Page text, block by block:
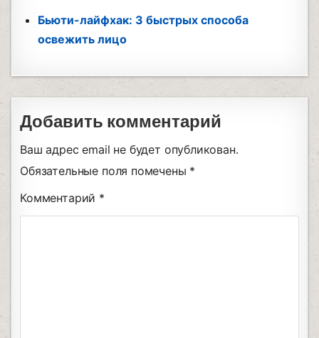
Бьюти-лайфхак: 3 быстрых способа
освежить лицо
Добавить комментарий
Ваш адрес email не будет опубликован.
Обязательные поля помечены *
Комментарий *